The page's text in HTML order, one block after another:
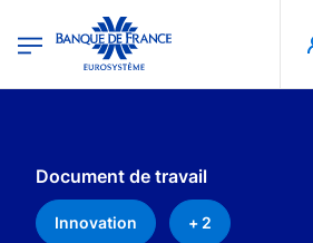
Banque de France - Menu Principal
Document de travail
Innovation + 2